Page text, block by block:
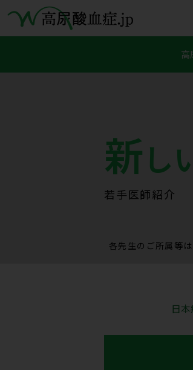
高
新し
若手医師紹介
各先生のご所属等
日